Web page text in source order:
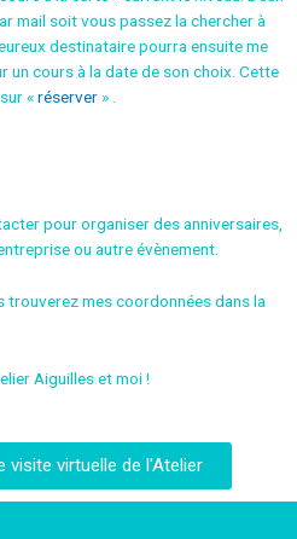
mail soit vous passez la chercher à
destinataire pourra ensuite me
cours à la date de son choix. Cette
«réserver » .
pour organiser des anniversaires,
ou autre évènement.
trouverez mes coordonnées dans la
Aiguilles et moi !
visite virtuelle de l'Atelier